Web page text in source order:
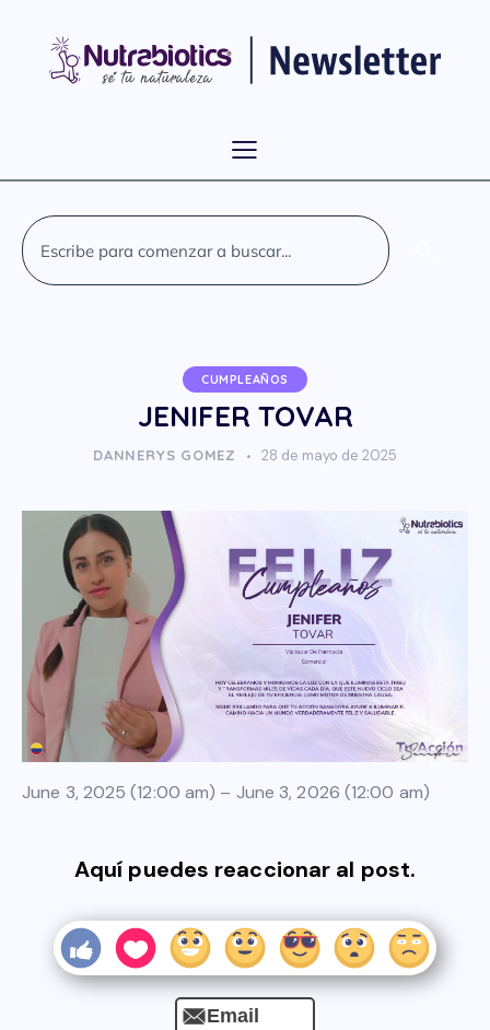
CUMPLEAÑOS
JENIFER TOVAR
DANNERYS GOMEZ 28 de mayo de 2025
June 3, 2025 (12:00 am) – June 3, 2026 (12:00 am)
Aquí puedes reaccionar al post.
Email